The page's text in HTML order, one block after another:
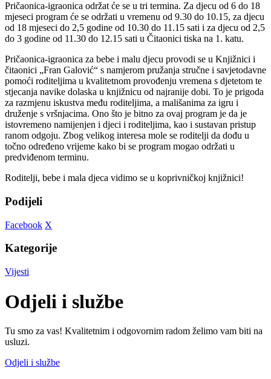
Pričaonica-igraonica održat će se u tri termina. Za djecu od 6 do 18
mjeseci program će se održati u vremenu od 9.30 do 10.15, za djecu
od 18 mjeseci do 2,5 godine od 10.30 do 11.15 sati i za djecu od 2,5
do 3 godine od 11.30 do 12.15 sati u Čitaonici tiska na 1. katu.
Pričaonica-igraonica za bebe i malu djecu provodi se u Knjižnici i
čitaonici „Fran Galović“ s namjerom pružanja stručne i savjetodavne
pomoći roditeljima u kvalitetnom provođenju vremena s djetetom te
stjecanja navike dolaska u knjižnicu od najranije dobi. To je prigoda
za razmjenu iskustva među roditeljima, a mališanima za igru i
druženje s vršnjacima. Ono što je bitno za ovaj program je da je
istovremeno namijenjen i djeci i roditeljima, kao i sustavan pristup
ranom odgoju. Zbog velikog interesa mole se roditelji da dođu u
točno određeno vrijeme kako bi se program mogao održati u
predviđenom terminu.
Roditelji, bebe i mala djeca vidimo se u koprivničkoj knjižnici!
Podijeli
Facebook X
Kategorije
Vijesti
Odjeli i službe
Tu smo za vas! Kvalitetnim i odgovornim radom želimo vam biti na
usluzi.
Odjeli i službe